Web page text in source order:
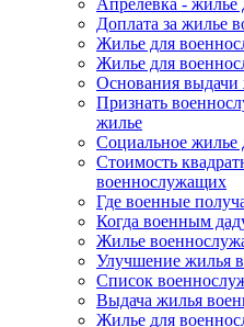
Апрелевка - жилье
Доплата за жилье
Жилье для
Жилье для
Основания
Признать
жилье
Социальное жилье
Стоимость
военнослужащих
Где военные
Когда военным
Жилье
Улучшение жилья
Список
Выдача жилья
Жилье для